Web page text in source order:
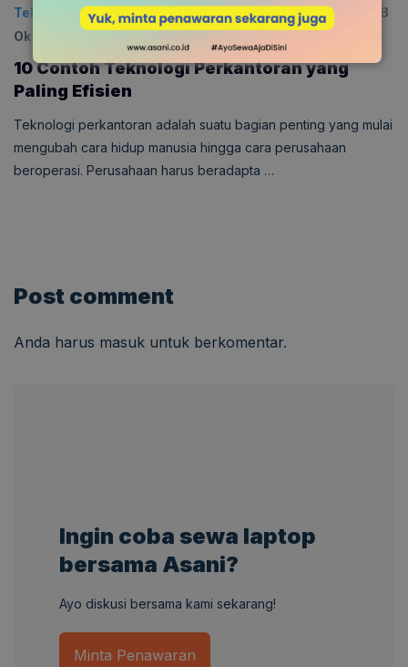
Teknologi Diposting: 30 September 2024|Diperbarui:
28
Oktober 2025
10 Contoh Teknologi Perkantoran​ yang
Paling Efisien
Teknologi perkantoran adalah suatu bagian penting yang mulai
mengubah cara hidup manusia hingga cara perusahaan
beroperasi. Perusahaan harus beradapta …
Post comment
Anda harus masuk untuk berkomentar.
Ingin coba sewa laptop
bersama Asani?
Ayo diskusi bersama kami sekarang!
Minta Penawaran